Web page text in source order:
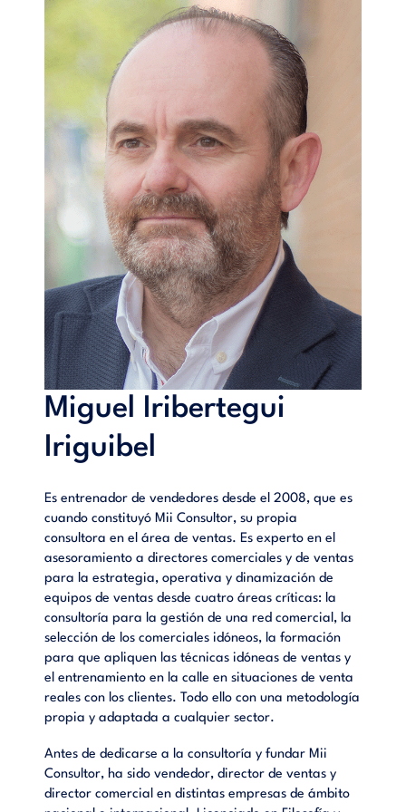
crear un vínculo a poder ser eterno desde la escucha y el
conocimiento para poder asesorar con honestidad y
profesionalidad. Sabiendo que ninguna de las dos partes
alcanzaremos nunca la perfección en nuestra relación. Como
decía Sean Maguire -Robin Williams- en El indomable Will
Hunting: "No eres perfecto amigo. Y voy a ahorrarte el
suspense. La chica que conociste tampoco es perfecta. Lo
único que importa es si sois perfectos como pareja".
Actitud vendedora: ¿puedo ser un buen vendedor? - Ventas
para no vendedores. ¿Todo el mundo vale para vender? -
Selección de vendedores: escogiendo a los mejores.- Marca
personal: yo soy el producto.- Ser vendedor: conocimiento,
actitud, habilidad y poco más.- Entrenarse para vender.- Y
formarse para la venta.- Lo beneficioso de ser honesto para
vender con beneficios.- Objetivos y táctica vendedora para
ganar «a los de compras».- Captando nuevos clientes con
técnicas de ahora y de luego.- El contacto inicial con el
posible cliente en la entrevista de ventas.- Lo que motiva a
los clientes a comprar y cómo descubrirlo.- Argumentos
vendedores y cautivadores.- Venciendo reticencias, cerrando
Miguel Iribertegui
Iriguibel
Es entrenador de vendedores desde el 2008, que es
cuando constituyó Mii Consultor, su propia
consultora en el área de ventas. Es experto en el
asesoramiento a directores comerciales y de ventas
para la estrategia, operativa y dinamización de
equipos de ventas desde cuatro áreas críticas: la
consultoría para la gestión de una red comercial, la
selección de los comerciales idóneos, la formación
para que apliquen las técnicas idóneas de ventas y
el entrenamiento en la calle en situaciones de venta
reales con los clientes. Todo ello con una metodología
propia y adaptada a cualquier sector.
Antes de dedicarse a la consultoría y fundar Mii
Consultor, ha sido vendedor, director de ventas y
director comercial en distintas empresas de ámbito